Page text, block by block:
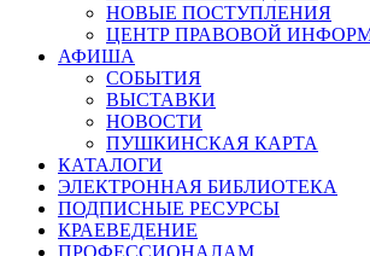
НОВЫЕ ПОСТУПЛЕНИЯ
ЦЕНТР ПРАВОВОЙ
АФИША
СОБЫТИЯ
ВЫСТАВКИ
НОВОСТИ
ПУШКИНСКАЯ КАРТА
КАТАЛОГИ
ЭЛЕКТРОННАЯ БИБЛИОТЕКА
ПОДПИСНЫЕ РЕСУРСЫ
КРАЕВЕДЕНИЕ
ПРОФЕССИОНАЛАМ